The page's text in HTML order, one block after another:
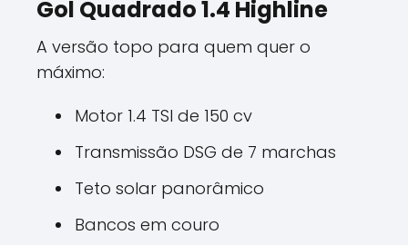
Gol Quadrado 1.4 Highline
A versão topo para quem quer o
máximo:
Motor 1.4 TSI de 150 cv
Transmissão DSG de 7 marchas
Teto solar panorâmico
Bancos em couro